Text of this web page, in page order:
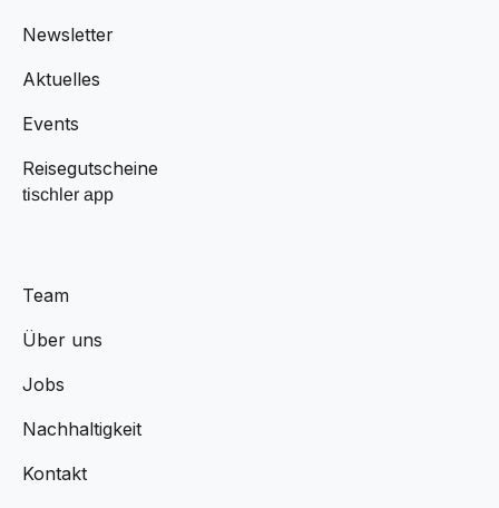
Newsletter
Aktuelles
Events
Reisegutscheine
tischler app
Team
Über uns
Jobs
Nachhaltigkeit
Kontakt